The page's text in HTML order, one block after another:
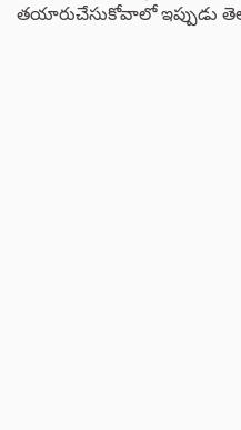
తయారుచేసుకోవాలో ఇప్పుడు